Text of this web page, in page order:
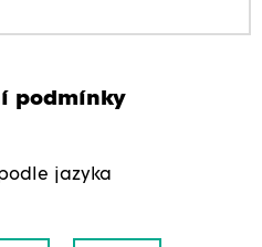
podmínky
jazyka